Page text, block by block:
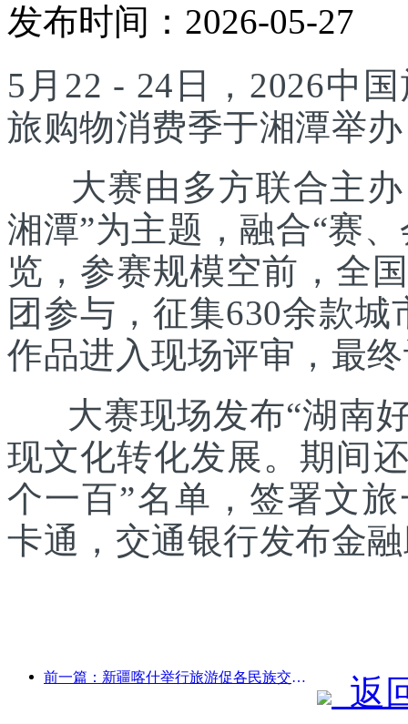
发布时间：2026-05-27
5月22 - 24日，2026中
旅购物消费季于湘潭举
大赛由多方联合主办
湘潭”为主题，融合“赛
览，参赛规模空前，全
团参与，征集630余款
作品进入现场评审，最
大赛现场发布“湖南好
现文化转化发展。期间
个一百”名单，签署文
卡通，交通银行发布金
前一篇：新疆喀什举行旅游促各民族交流推广活动 返